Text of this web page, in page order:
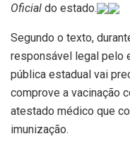
Oficial do estado.
Segundo o texto,
responsável legal pelo
pública estadual vai
comprove a vacinação
atestado médico que
imunização.